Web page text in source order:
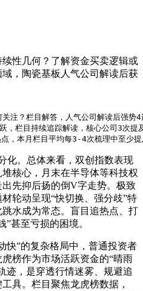
续性几何？了解资金买卖逻辑或
，陶瓷基板人气公司解读后获
注？栏目解答，人气公司解读后强势4
目持续追踪解读，核心公司3次提
本月栏目平均每3-4次梳理中至少提
化。总体来看，双创指数表现
核心，月末在半导体等科技权
先抑后扬的倒V字走势。极致
轮动呈现“快切换、强分歧”特
水成为常态。盲目追热点、打
甚至亏损的困境。
快”的复杂格局中，普通投资者
榜作为市场活跃资金的“晴雨
迹，是穿透行情迷雾、规避追
具。栏目聚焦龙虎榜数据，